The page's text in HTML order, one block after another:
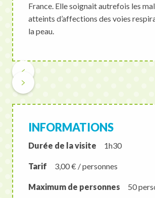
France. Elle soignait autrefois les
atteints d’affections des voies
la peau.
INFORMATIONS
Durée de la visite 1h30
Tarif 3,00 € / personnes
Maximum de personnes 50